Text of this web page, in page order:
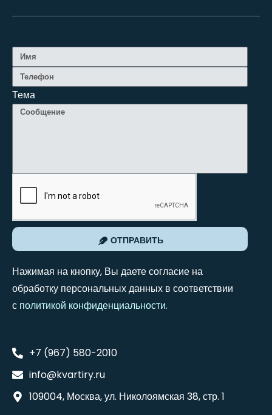
Тема
ОТПРАВИТЬ
Нажимая на кнопку, Вы даете согласие на
обработку персональных данных в соответствии
с политикой конфиденциальности.
+7 (967) 580-2010
info@kvartiry.ru
109004, Москва, ул. Николоямская 38, стр. 1